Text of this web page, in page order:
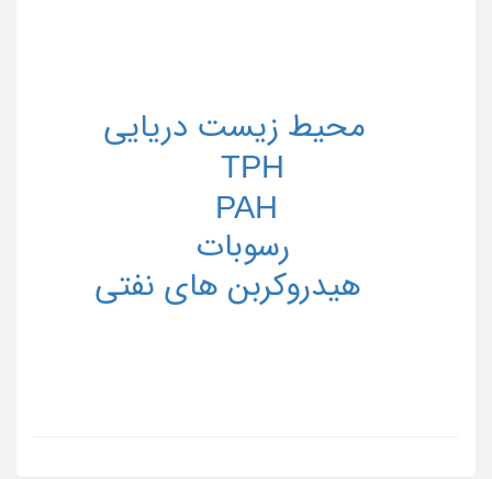
PAH
TPH
رسوبات
محیط زیست دریایی
هیدروکربن های نفتی